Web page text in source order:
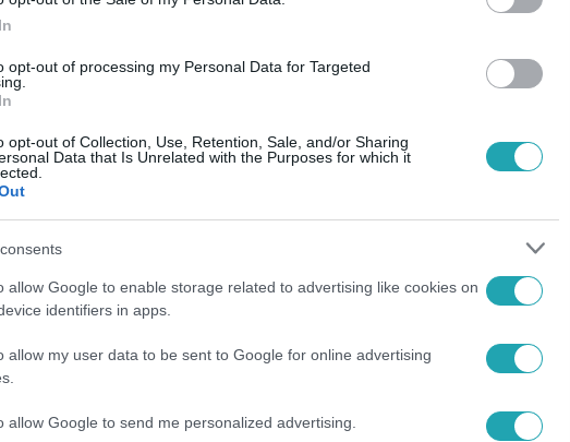
opt-out of processing my Personal Data for Targeted
opt-out of Collection, Use, Retention, Sale, and/or Sharing
Data that Is Unrelated with the Purposes for which it
allow Google to enable storage related to advertising like cookies on
identifiers in apps.
allow my user data to be sent to Google for online advertising
allow Google to send me personalized advertising.
legyen a Google-találatokban!
ÁRMIN #LIVERPOOL